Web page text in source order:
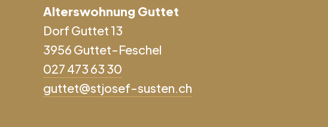
Alterswohnung Guttet
Dorf Guttet 13
3956 Guttet-Feschel
027 473 63 30
guttet@stjosef-susten.ch